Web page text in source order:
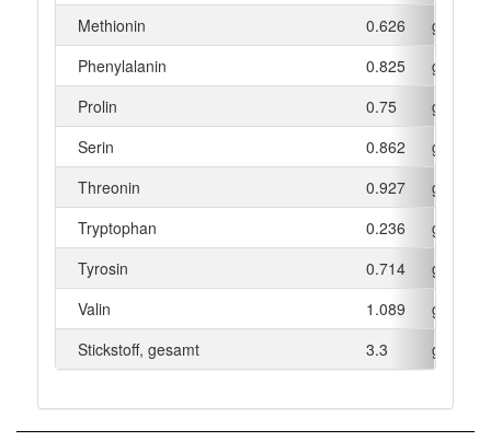
Methionin
0.626
g
Phenylalanin
0.825
g
Prolin
0.75
g
Serin
0.862
g
Threonin
0.927
g
Tryptophan
0.236
g
Tyrosin
0.714
g
Valin
1.089
g
Stickstoff, gesamt
3.3 g